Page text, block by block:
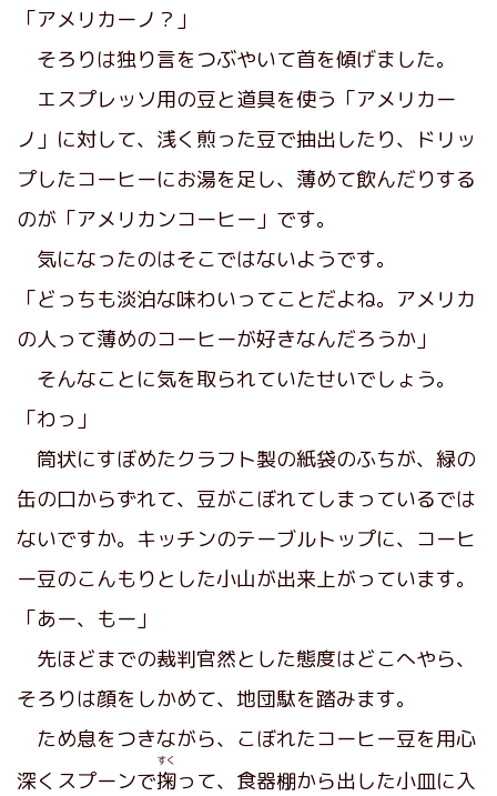
「アメリカーノ？」
そろりは独り言をつぶやいて首を傾げました。
エスプレッソ用の豆と道具を使う「アメリカー
ノ」に対して、浅く煎った豆で抽出したり、ドリッ
プしたコーヒーにお湯を足し、薄めて飲んだりする
のが「アメリカンコーヒー」です。
気になったのはそこではないようです。
「どっちも淡泊な味わいってことだよね。アメリカ
の人って薄めのコーヒーが好きなんだろうか」
そんなことに気を取られていたせいでしょう。
「わっ」
筒状にすぼめたクラフト製の紙袋のふちが、緑の
缶の口からずれて、豆がこぼれてしまっているでは
ないですか。キッチンのテーブルトップに、コーヒ
ー豆のこんもりとした小山が出来上がっています。
「あー、もー」
先ほどまでの裁判官然とした態度はどこへやら、
そろりは顔をしかめて、地団駄を踏みます。
ため息をつきながら、こぼれたコーヒー豆を用心
深くスプーンで掬
すく
って、食器棚から出した小皿に入